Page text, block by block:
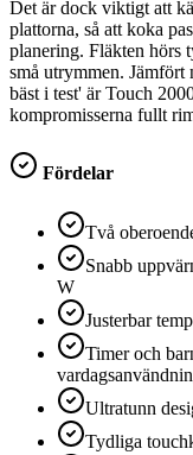
Det är dock viktigt att
plattorna, så att koka
planering. Fläkten hörs
små utrymmen.
bäst i test' är Touch
kompromisserna fullt
Fördelar
Två
Snabb
W
Justerbar
Timer och
Ultratunn
Tydliga